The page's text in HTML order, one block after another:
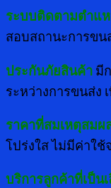
ระบบติดตามตำแห
สอบสถานะการขน
ประกันภัยสินค้า มี
ระหว่างการขนส่ง
ราคาที่สมเหตุสมผ
โปร่งใส ไม่มีค่าใ
บริการลูกค้าที่เป็น